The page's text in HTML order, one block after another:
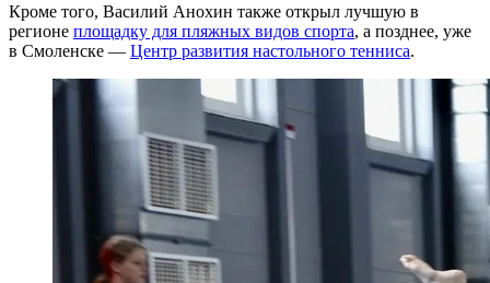
Кроме того, Василий Анохин также открыл лучшую в
регионе площадку для пляжных видов спорта, а позднее, уже
в Смоленске — Центр развития настольного тенниса.